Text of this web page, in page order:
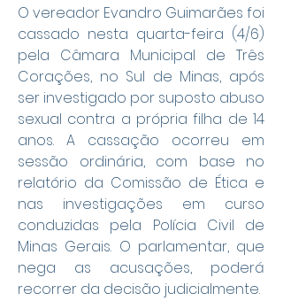
O vereador Evandro Guimarães foi
cassado nesta quarta-feira (4/6)
pela Câmara Municipal de Três
Corações, no Sul de Minas, após
ser investigado por suposto abuso
sexual contra a própria filha de 14
anos. A cassação ocorreu em
sessão ordinária, com base no
relatório da Comissão de Ética e
nas investigações em curso
conduzidas pela Polícia Civil de
Minas Gerais. O parlamentar, que
nega as acusações, poderá
recorrer da decisão judicialmente.